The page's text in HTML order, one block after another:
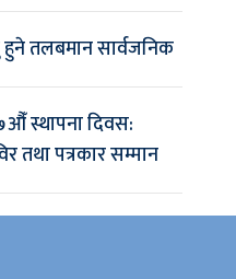
तलबमान सार्वजनिक
स्थापना दिवस:
तथा पत्रकार सम्मान